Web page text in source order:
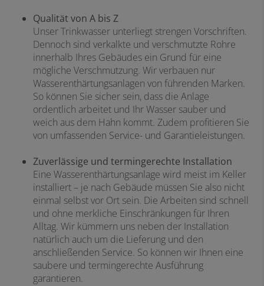
Qualität von A bis Z
Unser Trinkwasser unterliegt strengen Vorschriften.
Dennoch sind verkalkte und verschmutzte Rohre
innerhalb Ihres Gebäudes ein Grund für eine
mögliche Verschmutzung. Wir verbauen nur
Wasserenthärtungsanlagen von führenden Marken.
So können Sie sicher sein, dass die Anlage
ordentlich arbeitet und Ihr Wasser sauber und
weich aus dem Hahn kommt. Zudem profitieren Sie
von umfassenden Service- und Garantieleistungen.
Zuverlässige und termingerechte Installation
Eine Wasserenthärtungsanlage wird meist im Keller
installiert – je nach Gebäude müssen Sie also nicht
einmal selbst vor Ort sein. Die Arbeiten sind schnell
und ohne merkliche Einschränkungen für Ihren
Alltag. Wir kümmern uns neben der Installation
natürlich auch um die Lieferung und den
anschließenden Service. So können wir Ihnen eine
saubere und termingerechte Ausführung
garantieren.